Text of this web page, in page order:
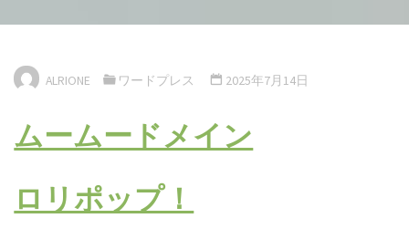
ALRIONE ワードプレス 2025年7月14日
ムームードメイン
ロリポップ！